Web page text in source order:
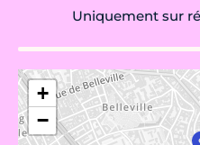
Uniquement sur
+
−